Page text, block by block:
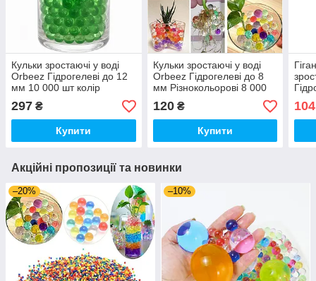
Кульки зростаючі у воді
Orbeez Гідрогелеві до 12
мм 10 000 шт колір
Зелений (01838)
297 ₴
Купити
Кульки зростаючі у воді
Orbeez Гідрогелеві до 8
мм Різнокольорові 8 000
шт (00022)
120₴
Купити
104
Акційні пропозиції та новинки
–20% –10%